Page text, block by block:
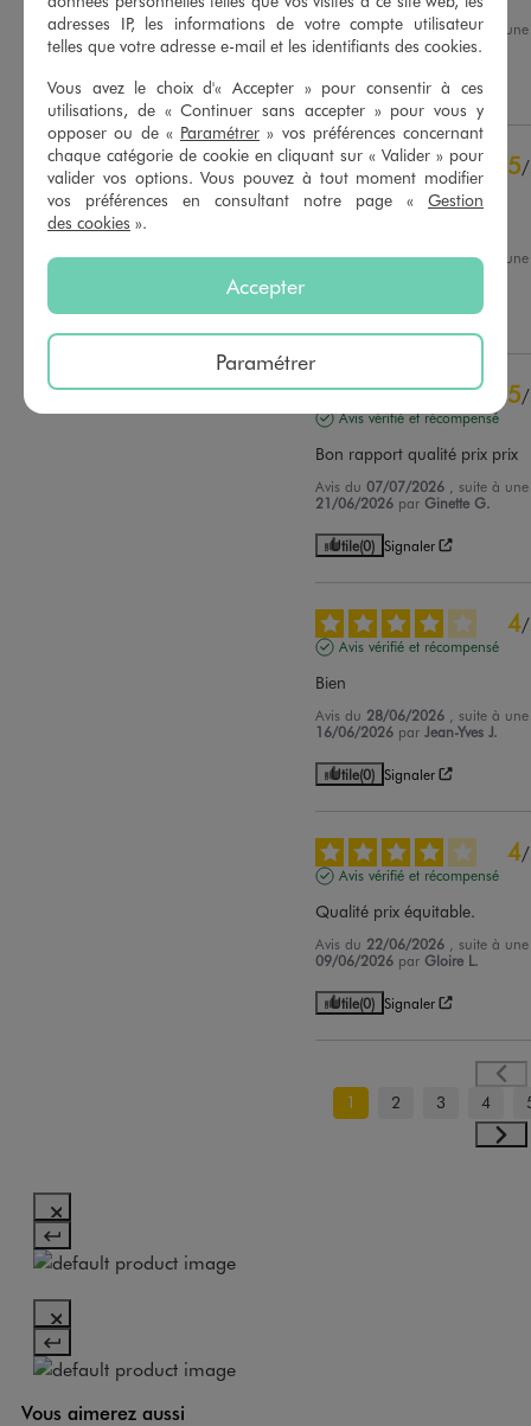
Basé sur290 avis soumis à un
Voir tous les avis sur ce site
5étoiles
229
4étoiles
53
6
2étoiles
Avis du19/07/2026 , suite à
06/07/2026 parMuriel M.
Utile (0) Signaler
5/
Avis vérifié et récompensé
Avis du09/07/2026 , suite à
Utile(0) Signaler
5/
Avis vérifié et récompensé
Bon rapport qualité prix prix
Avis du07/07/2026
, suite à
21/06/2026 par Ginette G.
Utile(0) Signaler
4/
Avis vérifié et récompensé
Bien
Avis du 28/06/2026
, suite à
16/06/2026 parJean-Yves J.
Utile(0) Signaler
4/
Avis vérifié et récompensé
Qualité prix équitable.
Avis du 22/06/2026
, suite à
09/06/2026 par Gloire L.
Utile(0) Signaler
1 2 3 4
Vous aimerez aussi
adresses IP, les informations de votre compte utilisateur
telles que votre adresse e-mail et les identifiants des cookies.
Vous avez le choix d'« Accepter » pour consentir à ces
utilisations, de « Continuer sans accepter » pour vous y
opposer ou de « Paramétrer » vos préférences concernant
chaque catégorie de cookie en cliquant sur « Valider » pour
valider vos options. Vous pouvez à tout moment modifier
vos préférences en consultant notre page « Gestion
des cookies ».
Accepter
Paramétrer